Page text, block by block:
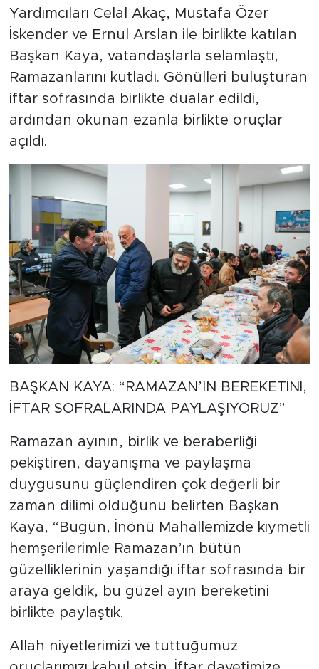
Yardımcıları Celal Akaç, Mustafa Özer
İskender ve Ernul Arslan ile birlikte katılan
Başkan Kaya, vatandaşlarla selamlaştı,
Ramazanlarını kutladı. Gönülleri buluşturan
iftar sofrasında birlikte dualar edildi,
ardından okunan ezanla birlikte oruçlar
açıldı.
BAŞKAN KAYA: “RAMAZAN’IN BEREKETİNİ,
İFTAR SOFRALARINDA PAYLAŞIYORUZ”
Ramazan ayının, birlik ve beraberliği
pekiştiren, dayanışma ve paylaşma
duygusunu güçlendiren çok değerli bir
zaman dilimi olduğunu belirten Başkan
Kaya, “Bugün, İnönü Mahallemizde kıymetli
hemşerilerimle Ramazan’ın bütün
güzelliklerinin yaşandığı iftar sofrasında bir
araya geldik, bu güzel ayın bereketini
birlikte paylaştık.
Allah niyetlerimizi ve tuttuğumuz